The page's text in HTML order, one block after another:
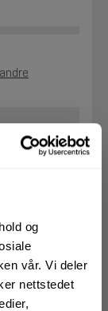
og
vår. Vi deler
nettstedet